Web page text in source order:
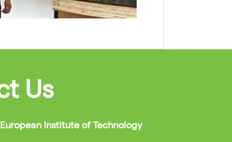
Us
Institute of Technology